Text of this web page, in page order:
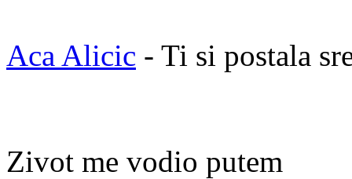
Aca Alicic - Ti si postala
Zivot me vodio putem